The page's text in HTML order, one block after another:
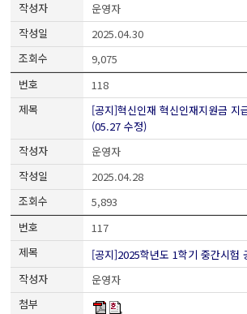
운영자
2025.04.30
9,075
118
[공지]혁신인재 혁신인재지원금 지
(05.27 수정)
운영자
2025.04.28
5,893
117
[공지]2025학년도 1학기 중간시험
운영자